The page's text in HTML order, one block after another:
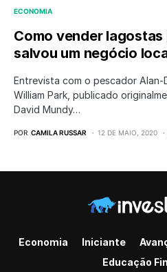
ECONOMIA
Como vender
salvou um negócio
Entrevista com o pescador
William Park, publicado
David Mundy…
POR CAMILA RUSSAR 12 DE MAIO, 2020
Economia Iniciante
Educação